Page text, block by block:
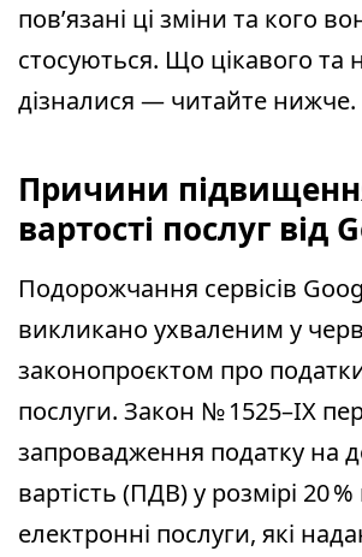
пов’язані ці зміни та кого
стосуються. Що цікавого та
дізналися — читайте нижче.
Причини
вартості послуг від
Подорожчання сервісів
викликано ухваленим у
законопроєктом про
послуги. Закон № 1525–IX
запровадження податку на
вартість (ПДВ) у розмірі 20 %
електронні послуги, які